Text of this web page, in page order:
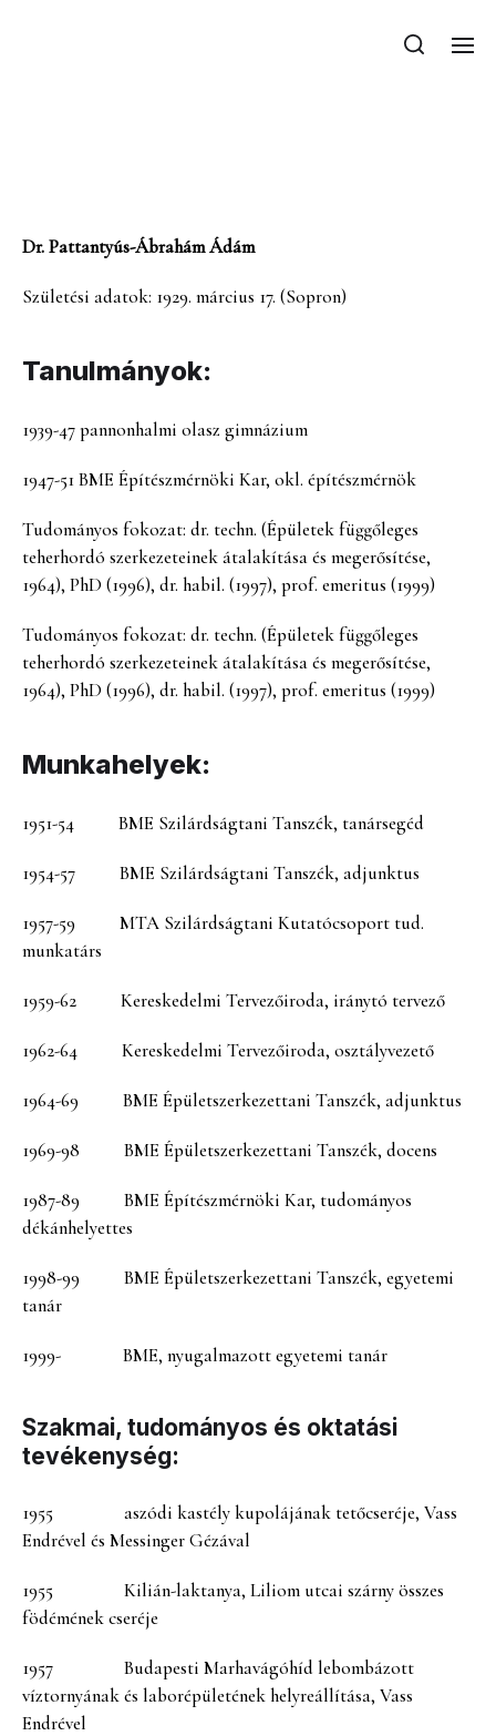
Dr. Pattantyús-Ábrahám Ádám
Születési adatok: 1929. március 17. (Sopron)
Tanulmányok:
1939-47 pannonhalmi olasz gimnázium
1947-51 BME Építészmérnöki Kar, okl. építészmérnök
Tudományos fokozat: dr. techn. (Épületek függőleges
teherhordó szerkezeteinek átalakítása és megerősítése,
1964), PhD (1996), dr. habil. (1997), prof. emeritus (1999)
Tudományos fokozat: dr. techn. (Épületek függőleges
teherhordó szerkezeteinek átalakítása és megerősítése,
1964), PhD (1996), dr. habil. (1997), prof. emeritus (1999)
Munkahelyek:
1951-54 BME Szilárdságtani Tanszék, tanársegéd
1954-57 BME Szilárdságtani Tanszék, adjunktus
1957-59 MTA Szilárdságtani Kutatócsoport tud.
munkatárs
1959-62 Kereskedelmi Tervezőiroda, iránytó tervező
1962-64 Kereskedelmi Tervezőiroda, osztályvezető
1964-69 BME Épületszerkezettani Tanszék, adjunktus
1969-98 BME Épületszerkezettani Tanszék, docens
1987-89 BME Építészmérnöki Kar, tudományos
dékánhelyettes
1998-99 BME Épületszerkezettani Tanszék, egyetemi
tanár
1999- BME, nyugalmazott egyetemi tanár
Szakmai, tudományos és oktatási
tevékenység:
1955 aszódi kastély kupolájának tetőcseréje, Vass
Endrével és Messinger Gézával
1955 Kilián-laktanya, Liliom utcai szárny összes
födémének cseréje
1957 Budapesti Marhavágóhíd lebombázott
víztornyának és laborépületének helyreállítása, Vass
Endrével